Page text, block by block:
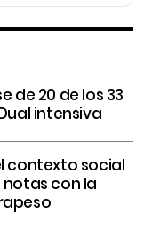
de 20 de los 33
intensiva
contexto social
con la